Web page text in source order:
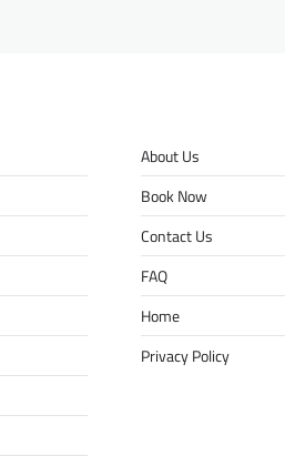
About Us
Book Now
Contact Us
FAQ
Home
Privacy Policy